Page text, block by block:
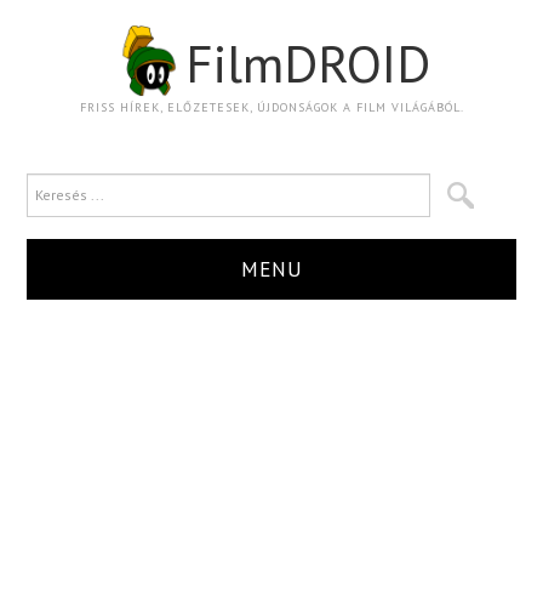
FilmDROID
FRISS HÍREK, ELŐZETESEK, ÚJDONSÁGOK A FILM VILÁGÁBÓL.
MENU